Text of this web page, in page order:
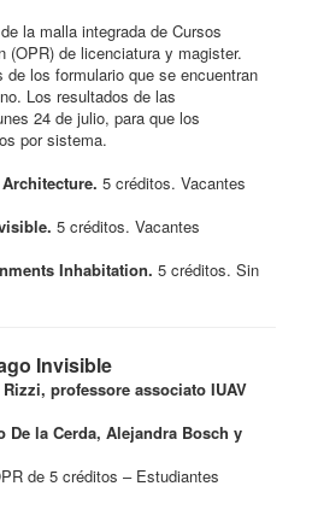
la malla integrada de Cursos
(OPR) de licenciatura y magister.
de los formulario que se encuentran
Los resultados de las
24 de julio, para que los
por sistema.
5 créditos. Vacantes
5 créditos. Vacantes
Inhabitation. 5 créditos. Sin
Invisible
professore associato IUAV
De la Cerda, Alejandra Bosch y
de 5 créditos – Estudiantes